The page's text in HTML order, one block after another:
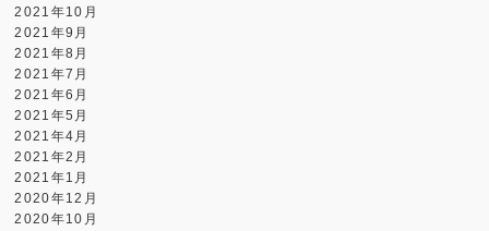
2021年10月
2021年9月
2021年8月
2021年7月
2021年6月
2021年5月
2021年4月
2021年2月
2021年1月
2020年12月
2020年10月